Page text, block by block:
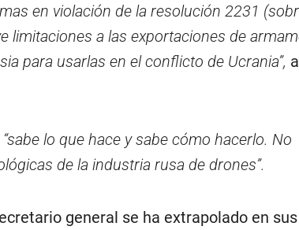
en violación de la resolución 2231
limitaciones a las exportaciones de
para usarlas en el conflicto de Ucrania”,
“sabe lo que hace y sabe cómo hacerlo. No
de la industria rusa de drones”.
general se ha extrapolado en sus